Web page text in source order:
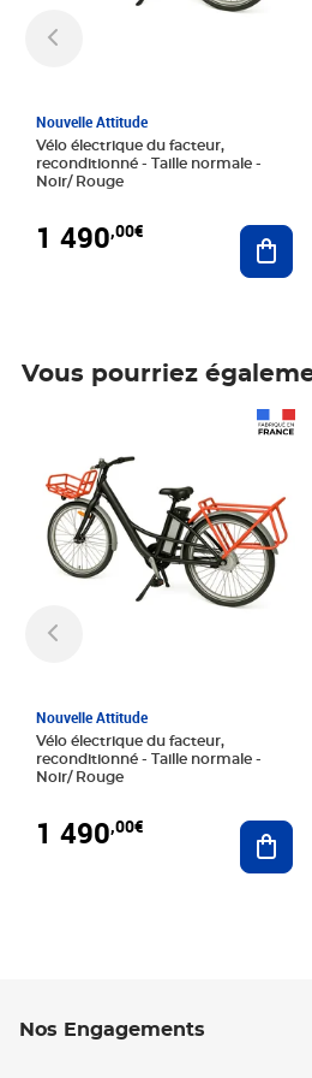
Nouvelle Attitude
Vélo électrique du facteur,
reconditionné - Taille normale -
Noir/ Rouge
1 490,00€
Vous pourriez
Nouvelle Attitude
Vélo électrique du facteur,
reconditionné - Taille normale -
Noir/ Rouge
1 490,00€
Nos Engagements